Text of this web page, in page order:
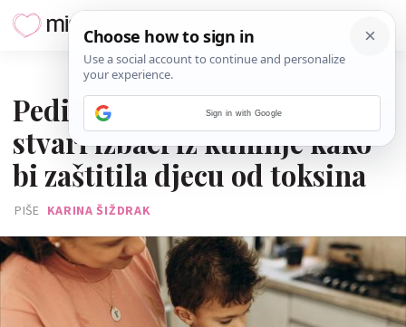
Pedijatrica savjetuje: Ove tri
stvari izbaci iz kuhinje kako
bi zaštitila djecu od toksina
PIŠE KARINA ŠIŽDRAK
Sign in with Google